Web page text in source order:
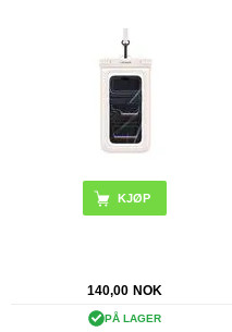
140,00 NOK
PÅ LAGER